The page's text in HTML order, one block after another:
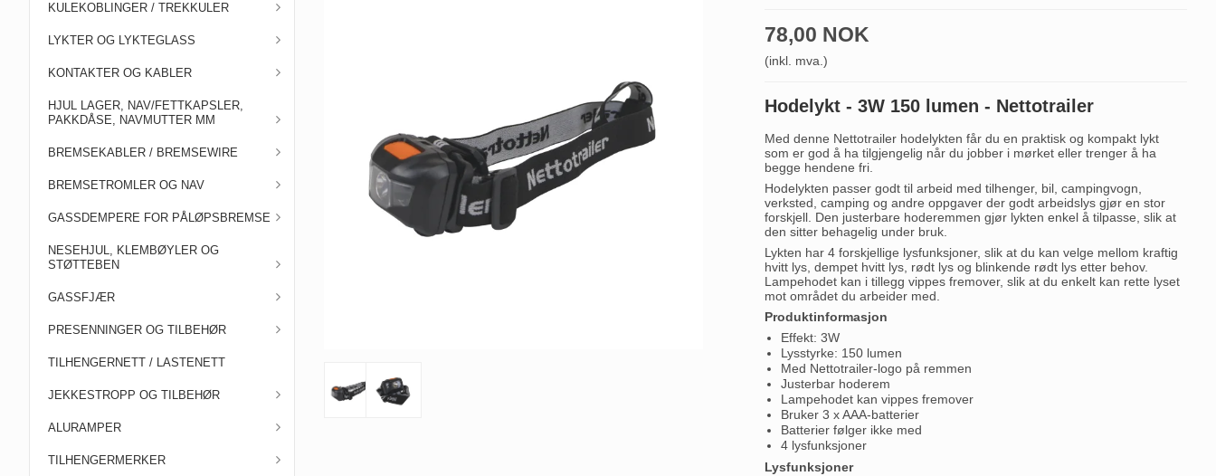
KULEKOBLINGER / TREKKULER
LYKTER OG LYKTEGLASS
KONTAKTER OG KABLER
HJUL LAGER, NAV/FETTKAPSLER,
PAKKDÅSE, NAVMUTTER MM
BREMSEKABLER / BREMSEWIRE
BREMSETROMLER OG NAV
GASSDEMPERE FOR PÅLØPSBREMSE
NESEHJUL, KLEMBØYLER OG
STØTTEBEN
GASSFJÆR
PRESENNINGER OG TILBEHØR
TILHENGERNETT / LASTENETT
JEKKESTROPP OG TILBEHØR
ALURAMPER
TILHENGERMERKER
78,00 NOK
(inkl. mva.)
Hodelykt - 3W 150 lumen - Nettotrailer
Med denne Nettotrailer hodelykten får du en praktisk og kompakt lykt
som er god å ha tilgjengelig når du jobber i mørket eller trenger å ha
begge hendene fri.
Hodelykten passer godt til arbeid med tilhenger, bil, campingvogn,
verksted, camping og andre oppgaver der godt arbeidslys gjør en stor
forskjell. Den justerbare hoderemmen gjør lykten enkel å tilpasse, slik at
den sitter behagelig under bruk.
Lykten har 4 forskjellige lysfunksjoner, slik at du kan velge mellom kraftig
hvitt lys, dempet hvitt lys, rødt lys og blinkende rødt lys etter behov.
Lampehodet kan i tillegg vippes fremover, slik at du enkelt kan rette lyset
mot området du arbeider med.
Produktinformasjon
Effekt: 3W
Lysstyrke: 150 lumen
Med Nettotrailer-logo på remmen
Justerbar hoderem
Lampehodet kan vippes fremover
Bruker 3 x AAA-batterier
Batterier følger ikke med
4 lysfunksjoner
Lysfunksjoner